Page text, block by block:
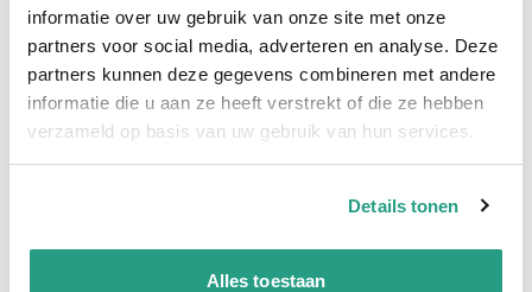
informatie over uw gebruik van onze site met onze
partners voor social media, adverteren en analyse. Deze
partners kunnen deze gegevens combineren met andere
informatie die u aan ze heeft verstrekt of die ze hebben
verzameld op basis van uw gebruik van hun services.
Details tonen
Alles toestaan
Snel naar
Plus- en minpunten Meer informatie
Plus- en minpunten
Stoom persslang (max werkdruk 6 bar)